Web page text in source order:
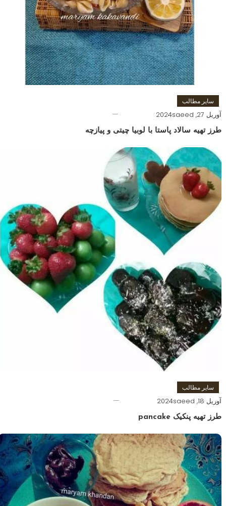
سایر مطالب
آوریل 27, 2024 saeed
طرز تهیه سالاد پاستا با لوبیا چیتی و پیازچه
سایر مطالب
آوریل 18, 2024 saeed
طرز تهیه پنکیک pancake